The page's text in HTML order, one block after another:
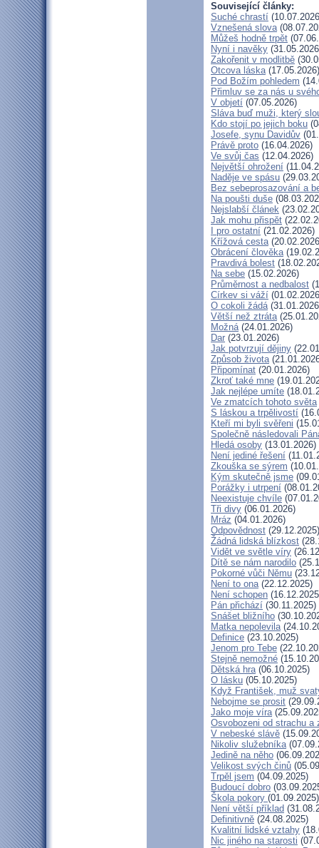
Související články:
Suché chrastí
Vznešená slova
Můžeš hodně trpět
Nyní i navěky
Zakořenit v modlitbě
Otcova láska(17.05.2026)
Pod Božím pohledem
Přimluv se za nás u
V objetí (07.05.2026)
Sláva buď muži, který
Kdo stojí po jejich boku
Josefe, synu Davidův
Právě proto (16.04.2026)
Ve svůj čas (12.04.2026)
Největší ohrožení
Naděje ve spásu
Bez sebeprosazování a
Na poušti duše
Nejslabší článek
Jak mohu přispět
I pro ostatní (21.02.2026)
Křížová cesta
Obrácení člověka
Pravdivá bolest
Na sebe (15.02.2026)
Průměrnost a nedbalost
Církev si váží
O cokoli žádá
Větší než ztráta
Možná(24.01.2026)
Dar (23.01.2026)
Jak potvrzují dějiny
Způsob života
Připomínat (20.01.2026)
Zkroť také mne
Jak nejlépe umíte
Ve zmatcích tohoto světa
S láskou a trpělivostí
Kteří mi byli svěřeni
Společně následovali
Hledá osoby (13.01.2026)
Není jediné řešení
Zkouška se sýrem
Kým skutečně jsme
Porážky i utrpení
Neexistuje chvíle
Tři divy (06.01.2026)
Mráz (04.01.2026)
Odpovědnost (29.12.2025)
Žádná lidská blízkost
Vidět ve světle víry
Dítě se nám narodilo
Pokorné vůči Němu
Není to ona(22.12.2025)
Není schopen
Pán přichází (30.11.2025)
Snášet bližního
Matka nepolevila
Definice (23.10.2025)
Jenom pro Tebe
Stejně nemožné
Dětská hra(06.10.2025)
O lásku (05.10.2025)
Když František, muž
Nebojme se prosit
Jako moje víra
Osvobozeni od strachu a
V nebeské slávě
Nikoliv služebníka
Jedině na něho
Velikost svých činů
Trpěl jsem (04.09.2025)
Budoucí dobro
Škola pokory (01.09.2025)
Není větší příklad
Definitivně (24.08.2025)
Kvalitní lidské vztahy
Nic jiného na starosti